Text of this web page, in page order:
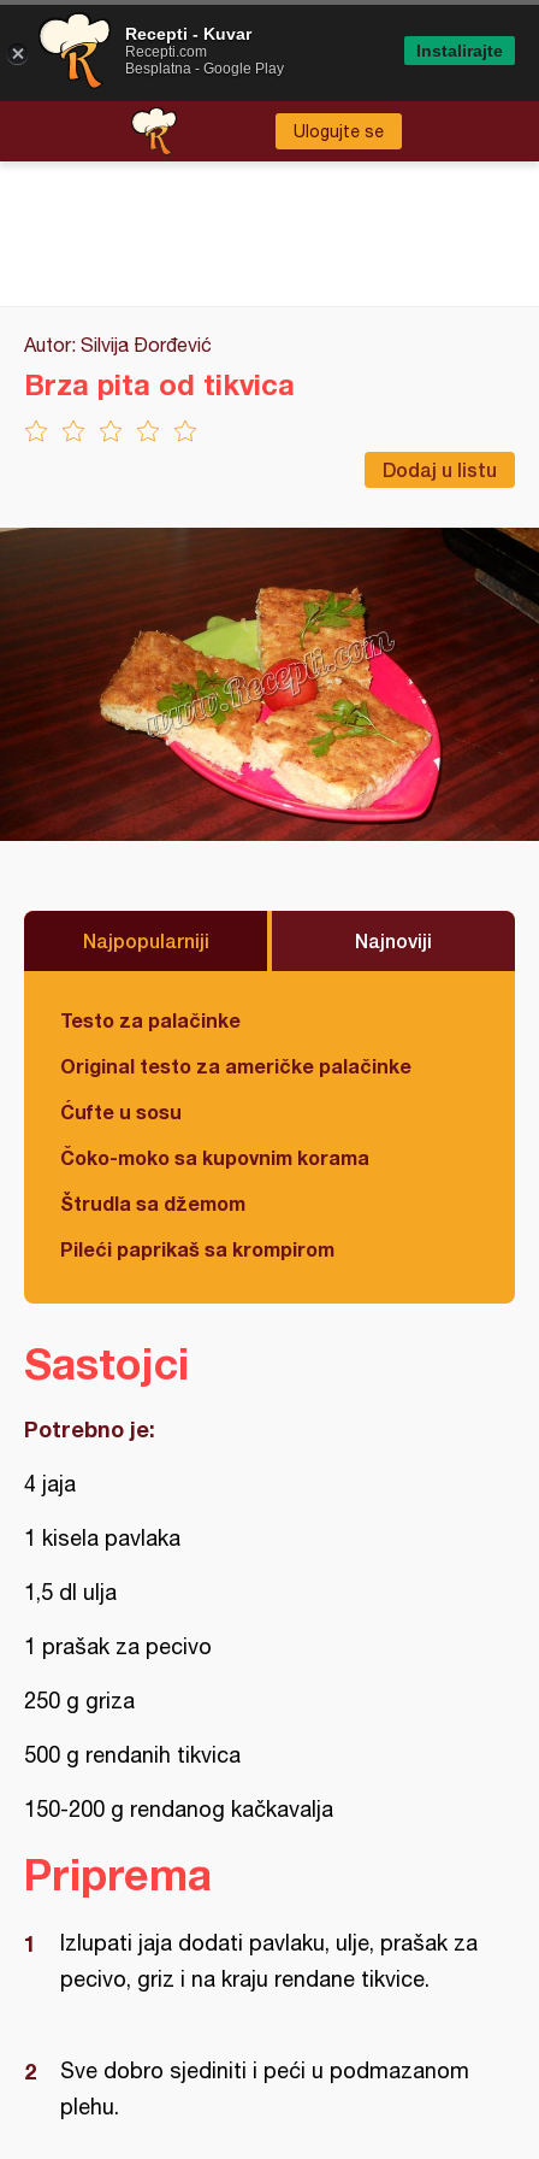
Ulogujte se
Autor: Silvija Đorđević
Dodaj u listu
Brza pita od tikvica
Najpopularniji Najnoviji
Testo za palačinke
Original testo za američke palačinke
Ćufte u sosu
Čoko-moko sa kupovnim korama
Štrudla sa džemom
Pileći paprikaš sa krompirom
Sastojci
Potrebno je:
4 jaja
1 kisela pavlaka
1,5 dl ulja
1 prašak za pecivo
250 g griza
500 g rendanih tikvica
150-200 g rendanog kačkavalja
Priprema
Izlupati jaja dodati pavlaku, ulje, prašak za
pecivo, griz i na kraju rendane tikvice.
Sve dobro sjediniti i peći u podmazanom
plehu.
Recepti - Kuvar
Recepti.com
Besplatna - Google Play
Instalirajte